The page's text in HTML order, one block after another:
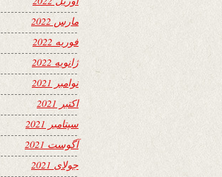
مارس 2022
فوریه 2022
ژانویه 2022
نوامبر 2021
اکتبر 2021
سپتامبر 2021
آگوست 2021
جولای 2021